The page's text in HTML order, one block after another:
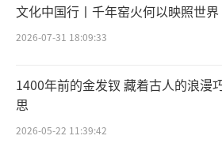
1960年，这是中国画从
时机，更是中国画高等教育
红自愿报名花鸟画科，成为
系分科后最早的学生之一。
和、刘凌仓、李斛、李可
蕖、田世光诸先生的培育
文化中国行丨千年窑火何以映照世界
2026-07-31 18:09:33
1400年前的金发钗 藏着古人的浪漫
思
2026-05-22 11:39:42